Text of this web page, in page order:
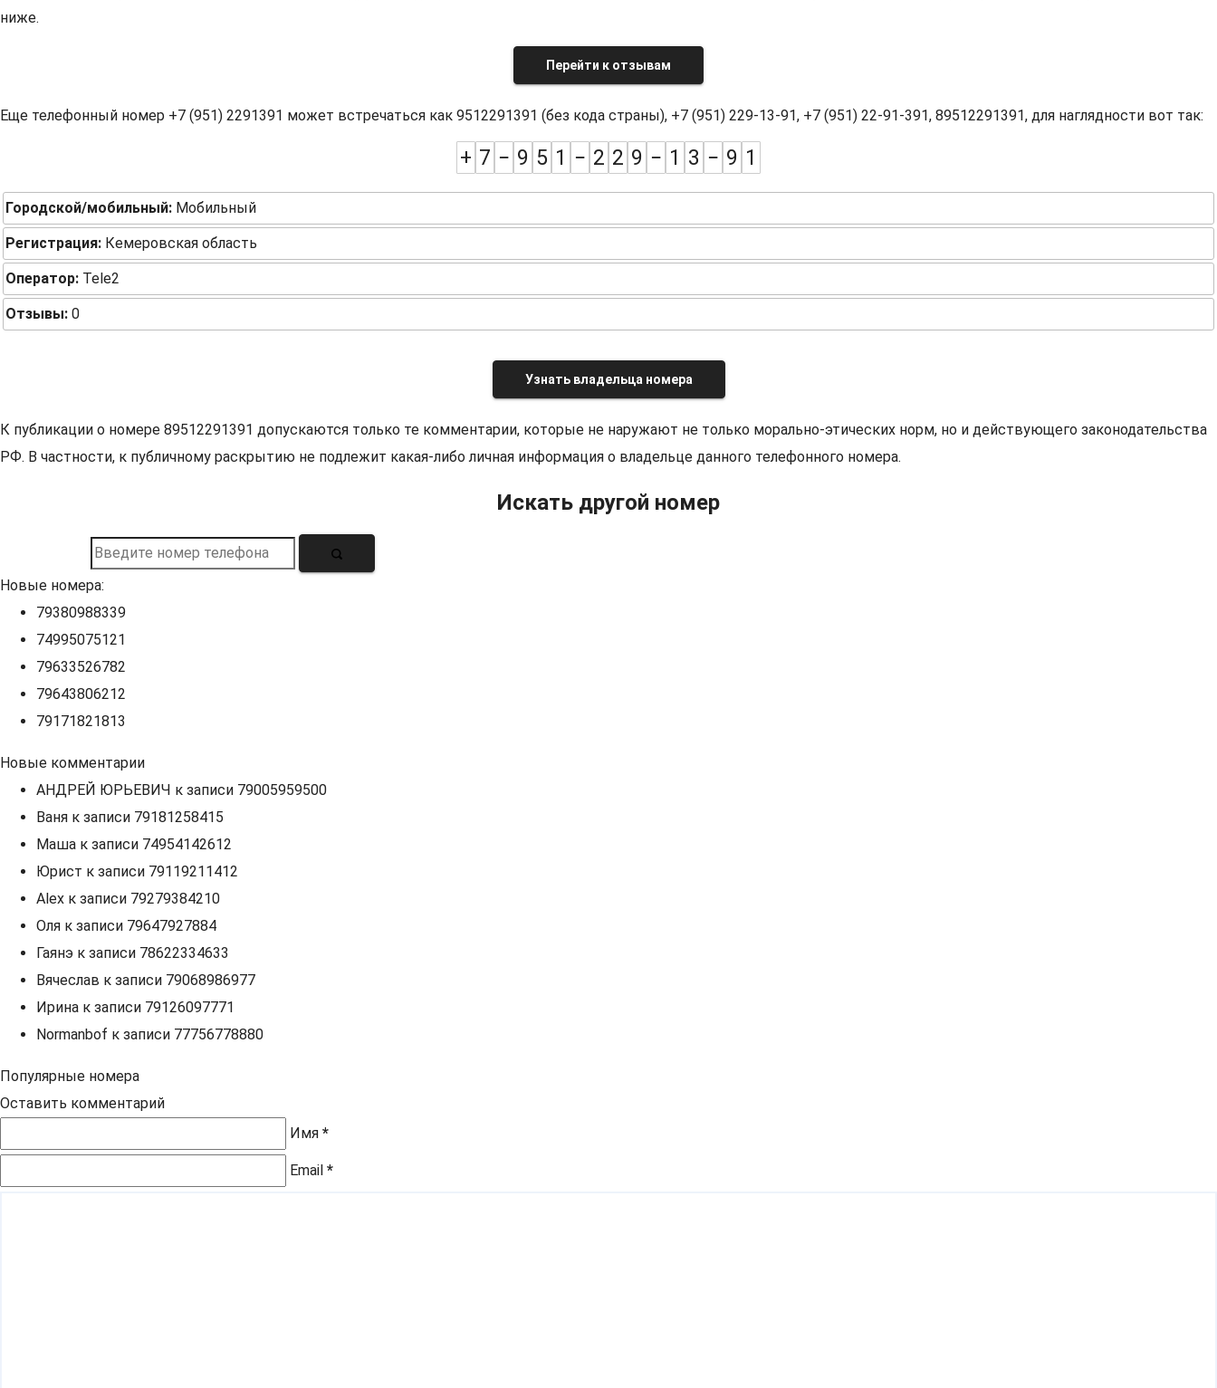
ниже.
Перейти к отзывам
Еще телефонный номер +7 (951) 2291391 может встречаться как 9512291391 (без кода страны), +7 (951) 229-13-91, +7 (951) 22-91-391, 89512291391, для наглядности вот так:
+ 7 − 9 5 1 − 2 2 9 − 1 3 − 9 1
Городской/мобильный: Мобильный
Регистрация: Кемеровская область
Оператор: Tele2
Отзывы: 0
Узнать владельца номера
К публикации о номере 89512291391 допускаются только те комментарии, которые не наружают не только морально-этических норм, но и действующего законодательства
РФ. В частности, к публичному раскрытию не подлежит какая-либо личная информация о владельце данного телефонного номера.
Искать другой номер
Новые номера:
79380988339
74995075121
79633526782
79643806212
79171821813
Новые комментарии
АНДРЕЙ ЮРЬЕВИЧ к записи 79005959500
Ваня к записи 79181258415
Маша к записи 74954142612
Юрист к записи 79119211412
Alex к записи 79279384210
Оля к записи 79647927884
Гаянэ к записи 78622334633
Вячеслав к записи 79068986977
Ирина к записи 79126097771
Normanbof к записи 77756778880
Популярные номера
Оставить комментарий
Имя *
Email *